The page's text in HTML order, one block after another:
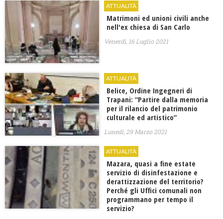
ATTUALITÀ
Matrimoni ed unioni civili anche
nell'ex chiesa di San Carlo
Venerdì, 16 Luglio 2021
ATTUALITÀ
Belice, Ordine Ingegneri di
Trapani: “Partire dalla memoria
per il rilancio del patrimonio
culturale ed artistico”
Lunedì, 29 Marzo 2021
ATTUALITÀ
Mazara, quasi a fine estate
servizio di disinfestazione e
derattizzazione del territorio?
Perché gli Uffici comunali non
programmano per tempo il
servizio?